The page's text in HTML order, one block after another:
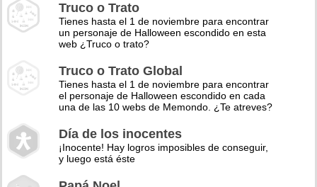
Truco o Trato
Tienes hasta el 1 de noviembre para encontrar
un personaje de Halloween escondido en esta
web ¿Truco o trato?
Truco o Trato Global
Tienes hasta el 1 de noviembre para encontrar
el personaje de Halloween escondido en cada
una de las 10 webs de Memondo. ¿Te atreves?
Día de los inocentes
¡Inocente! Hay logros imposibles de conseguir,
y luego está éste